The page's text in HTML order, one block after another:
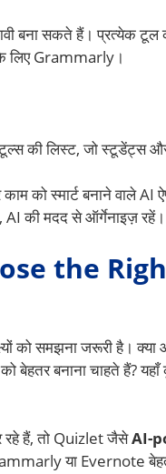
बना सकते हैं। प्रत्येक टूल
लिए Grammarly।
की लिस्ट, जो स्टूडेंट्स
को स्मार्ट बनाने वाले AI
की मदद से ऑर्गेनाइज़ रहें।
the
को समझना जरूरी है। क्या
बनाना चाहते हैं? यहाँ
रहे हैं, तो Quizlet जैसेAI-
या Evernote